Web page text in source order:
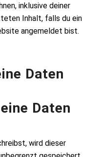
inklusive deiner
Inhalt, falls du ein
angemeldet bist.
Daten
Daten
wird dieser